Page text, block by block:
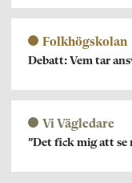
Folkhögskolan
Debatt: Vem tar
Vi Vägledare
”Det fick mig att